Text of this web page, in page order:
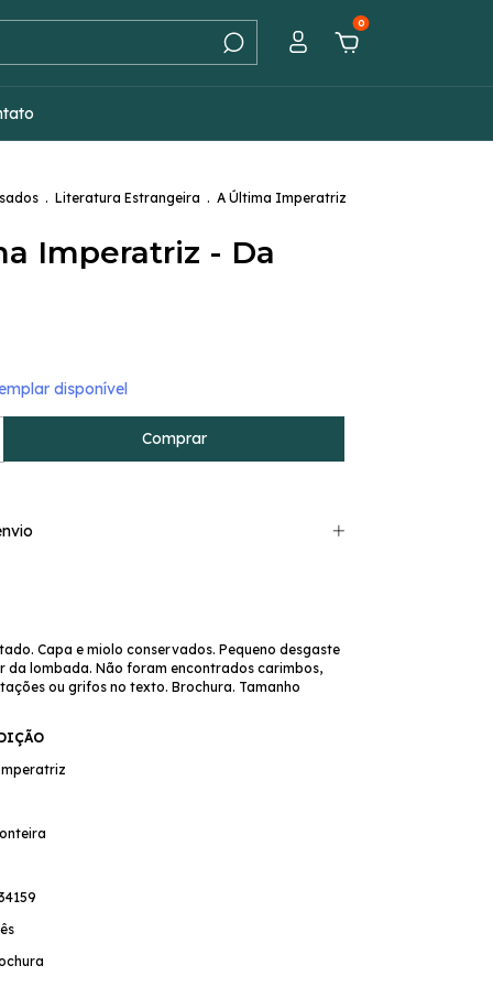
0
. Literatura Estrangeira . A Última Imperatriz
Imperatriz - Da
disponível
Capa e miolo conservados. Pequeno desgaste
da lombada. Não foram encontrados carimbos,
ou grifos no texto. Brochura. Tamanho